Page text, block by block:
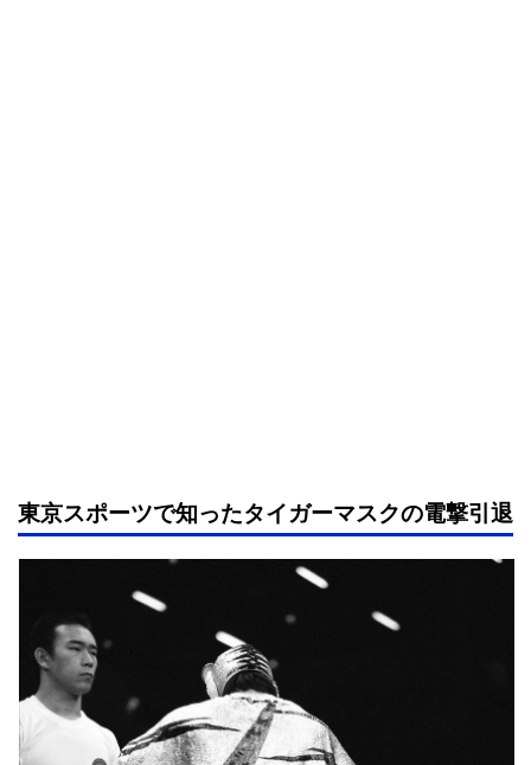
東京スポーツで知ったタイガーマスクの電撃引退